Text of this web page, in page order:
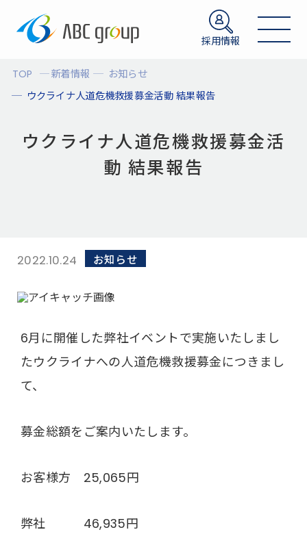
採用情報
TOP 新着情報
お知らせ
ウクライナ人道危機救援募金活動 結果報告
ウクライナ人道危機救援募金活
動 結果報告
2022.10.24 お知らせ
6月に開催した弊社イベントで実施いたしまし
たウクライナへの人道危機救援募金につきまし
て、
募金総額をご案内いたします。
お客様方 25,065円
弊社 46,935円